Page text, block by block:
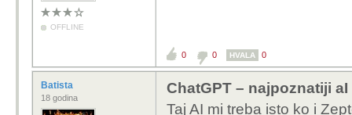
OFFLINE
0 0 HVALA 0
Batista
18 godina
ChatGPT – najpoznatiji
Taj AI mi treba isto ko i